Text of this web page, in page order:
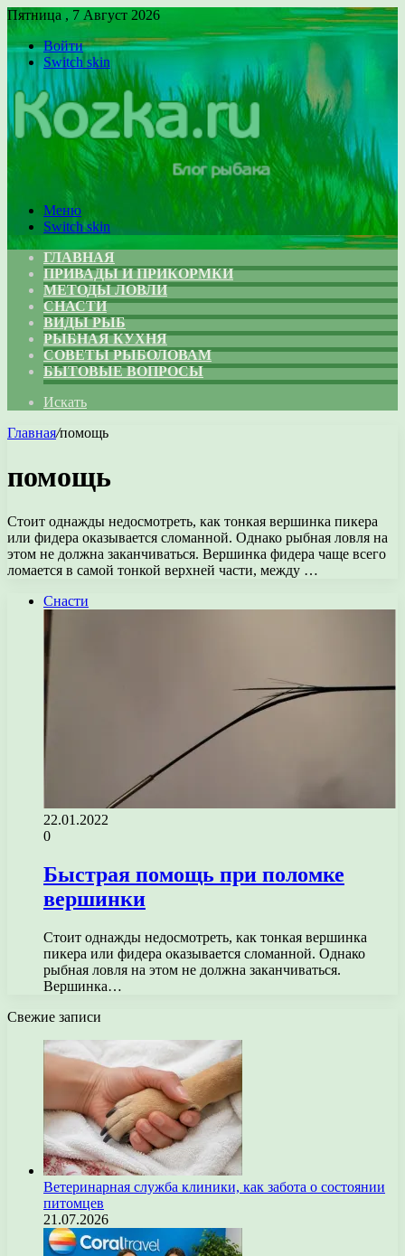
Пятница , 7 Август 2026
Войти
Switch skin
Меню
Switch skin
ГЛАВНАЯ
ПРИВАДЫ И ПРИКОРМКИ
МЕТОДЫ ЛОВЛИ
СНАСТИ
ВИДЫ РЫБ
РЫБНАЯ КУХНЯ
СОВЕТЫ РЫБОЛОВАМ
БЫТОВЫЕ ВОПРОСЫ
Искать
Главная/помощь
помощь
Стоит однажды недосмотреть, как тонкая вершинка пикера
или фидера оказывается сломанной. Однако рыбная ловля на
этом не должна заканчиваться. Вершинка фидера чаще всего
ломается в самой тонкой верхней части, между …
Снасти
22.01.2022
0
Быстрая помощь при поломке
вершинки
Стоит однажды недосмотреть, как тонкая вершинка
пикера или фидера оказывается сломанной. Однако
рыбная ловля на этом не должна заканчиваться.
Вершинка…
Свежие записи
Ветеринарная служба клиники, как забота о состоянии
питомцев
21.07.2026